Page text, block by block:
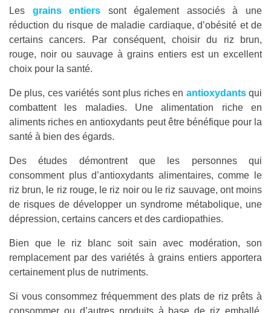
Les grains entiers sont également associés à une
réduction du risque de maladie cardiaque, d’obésité et de
certains cancers. Par conséquent, choisir du riz brun,
rouge, noir ou sauvage à grains entiers est un excellent
choix pour la santé.
De plus, ces variétés sont plus riches en antioxydantsqui
combattent les maladies. Une alimentation riche en
aliments riches en antioxydants peut être bénéfique pour la
santé à bien des égards.
Des études démontrent que les personnes qui
consomment plus d’antioxydants alimentaires, comme le
riz brun, le riz rouge, le riz noir ou le riz sauvage, ont moins
de risques de développer un syndrome métabolique, une
dépression, certains cancers et des cardiopathies.
Bien que le riz blanc soit sain avec modération, son
remplacement par des variétés à grains entiers apportera
certainement plus de nutriments.
Si vous consommez fréquemment des plats de riz prêts à
consommer ou d’autres produits à base de riz emballé,